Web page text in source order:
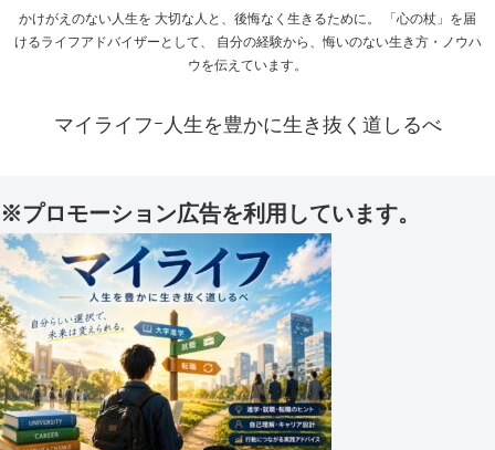
かけがえのない人生を 大切な人と、後悔なく生きるために。 「心の杖」を届
けるライフアドバイザーとして、 自分の経験から、悔いのない生き方・ノウハ
ウを伝えています。
マイライフｰ人生を豊かに生き抜く道しるべ
※プロモーション広告を利用しています。